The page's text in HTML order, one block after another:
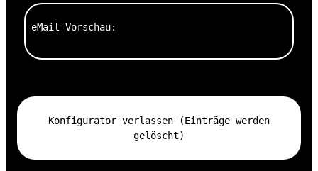
eMail-Vorschau:
Konfigurator verlassen (Einträge werden
gelöscht)